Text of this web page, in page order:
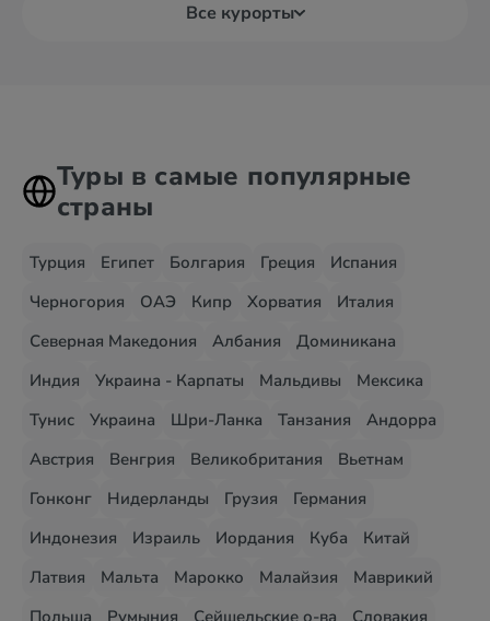
Все курорты
Туры в самые популярные
страны
Турция Египет Болгария Греция
Испания
Черногория
ОАЭ Кипр Хорватия
Италия
Северная Македония
Албания
Доминикана
Индия
Украина - Карпаты Мальдивы
Мексика
Тунис
Украина Шри-Ланка Танзания
Андорра
Австрия
Венгрия Великобритания
Вьетнам
Гонконг
Нидерланды Грузия
Германия
Индонезия
Израиль Иордания Куба
Китай
Латвия
Мальта Марокко Малайзия
Маврикий
Польша
Румыния Сейшельские о-ва Словакия